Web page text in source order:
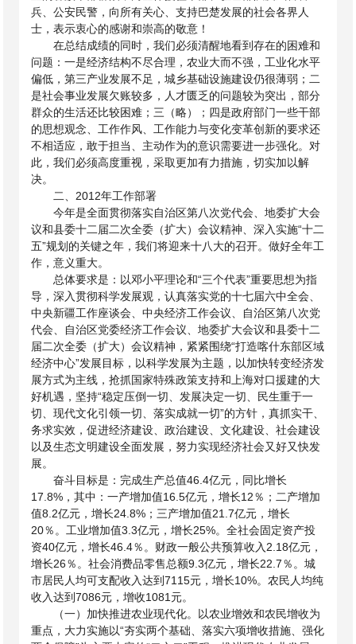
兵、公安民警，向所有关心、支持巴楚发展的社会各界人
士，表示衷心的感谢和崇高的敬意！
在总结成绩的同时，我们必须清醒地看到存在的困难和
问题：一是经济结构不尽合理，农业大而不强，工业化水平
偏低，第三产业发展不足，城乡基础设施建设仍很薄弱；二
是社会事业发展欠账较多，人才匮乏的问题较为突出，部分
群众的生活还比较困难；三（略）；四是政府部门一些干部
的思想观念、工作作风、工作能力与变化变革创新的要求还
不相适应，敢于担当、主动作为的意识需要进一步强化。对
此，我们必须高度重视，采取更加有力措施，切实加以解
决。
二、 2012年工作部署
今年是全面贯彻落实自治区第八次党代会、地委扩大会
议和县委十二届二次全委（扩大）会议精神、深入实施“十二
五”规划的关键之年，我们将迎来十八大的召开。做好全年工
作，意义重大。
总体要求是：以邓小平理论和“三个代表”重要思想为指
导，深入贯彻科学发展观，认真落实党的十七届六中全会、
中央新疆工作座谈会、中央经济工作会议、自治区第八次党
代会、自治区党委经济工作会议、地委扩大会议和县委十二
届二次全委（扩大）会议精神，紧紧围绕“打造喀什东部区域
经济中心”发展目标，以科学发展为主题，以加快转变经济发
展方式为主线，抢抓国家特殊政策支持和上海对口援建的大
好机遇，坚持“稳定压倒一切、发展决定一切、民生重于一
切、现代文化引领一切、落实成就一切”的方针，真抓实干、
务求实效，促进经济建设、政治建设、文化建设、社会建设
以及生态文明建设全面发展，努力实现经济社会又好又快发
展。
奋斗目标是：完成生产总值46.4亿元，同比增长
17.8%，其中：一产增加值16.5亿元，增长12％；二产增加
值8.2亿元，增长24.8%；三产增加值21.7亿元，增长
20％。工业增加值3.3亿元，增长25%。全社会固定资产投
资40亿元，增长46.4％。财政一般公共预算收入2.18亿元，
增长26％。社会消费品零售总额9.3亿元，增长22.7％。城
市居民人均可支配收入达到7115元，增长10%。农民人均纯
收入达到7086元，增收1081元。
（一）加快推进农业现代化。以农业增效和农民增收为
重点，大力实施以“夯实两个基础、落实六项增收措施、强化